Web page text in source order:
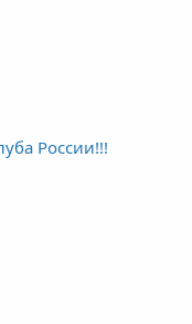
России!!!